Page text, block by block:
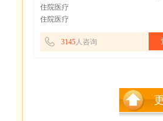
住院医疗
住院医疗
3145人咨询